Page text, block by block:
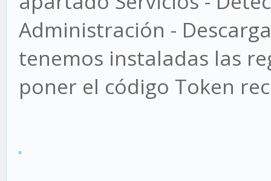
Administración -
tenemos instaladas las
poner el código Token